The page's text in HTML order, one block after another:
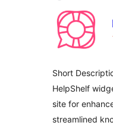
Short
HelpShelf
site for
streamlined